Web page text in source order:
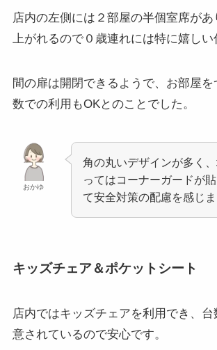
店内の左側には２部屋の半個室席が
上がれるので０歳連れには特に嬉し
間の扉は開閉できるようで、お部屋を
数での利用もOKとのことでした。
おかゆ
角の丸いデザインが多く
ってはコーナーガードが
て安全対策の配慮を感じま
キッズチェア＆ポケットシート
店内ではキッズチェアを利用でき、台
意されているので安心です。